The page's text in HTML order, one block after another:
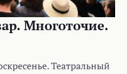
Многоточие.
Театральный